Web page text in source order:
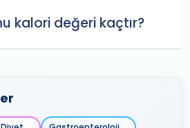
kalori değeri kaçtır?